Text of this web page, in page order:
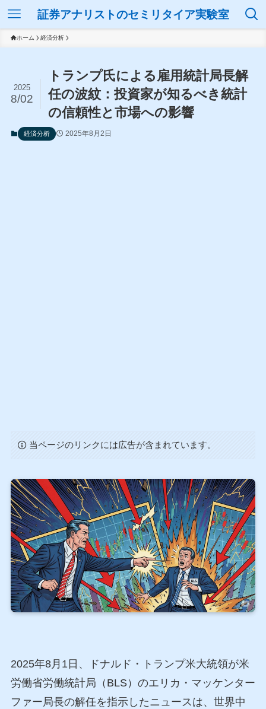
証券アナリストのセミリタイア実験室
ホーム 経済分析
トランプ氏による雇用統計局長解
任の波紋：投資家が知るべき統計
の信頼性と市場への影響
2025
8/02
経済分析 2025年8月2日
当ページのリンクには広告が含まれています。
2025年8月1日、ドナルド・トランプ米大統領が米
労働省労働統計局（BLS）のエリカ・マッケンター
ファー局長の解任を指示したニュースは、世界中